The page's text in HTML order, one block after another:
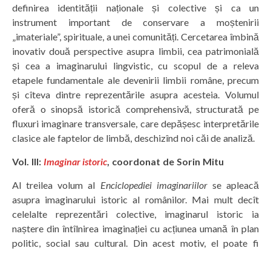
definirea identității naționale și colective și ca un
instrument important de conservare a moștenirii
„imateriale”, spirituale, a unei comunități. Cercetarea îmbină
inovativ două perspective asupra limbii, cea patrimonială
și cea a imaginarului lingvistic, cu scopul de a releva
etapele fundamentale ale devenirii limbii române, precum
și cîteva dintre reprezentările asupra acesteia. Volumul
oferă o sinopsă istorică comprehensivă, structurată pe
fluxuri imaginare transversale, care depășesc interpretările
clasice ale faptelor de limbă, deschizînd noi căi de analiză.
Vol. III: Imaginar istoric, coordonat de Sorin Mitu
Al treilea volum al Enciclopediei imaginariilorse apleacă
asupra imaginarului istoric al românilor. Mai mult decît
celelalte reprezentări colective, imaginarul istoric ia
naștere din întîlnirea imaginației cu acțiunea umană în plan
politic, social sau cultural. Din acest motiv, el poate fi